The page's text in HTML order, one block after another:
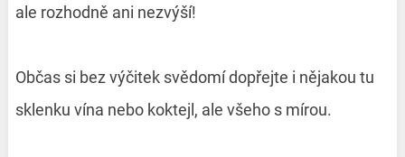
ale rozhodně ani nezvýší!
Občas si bez výčitek svědomí dopřejte i nějakou tu
sklenku vína nebo koktejl, ale všeho s mírou.